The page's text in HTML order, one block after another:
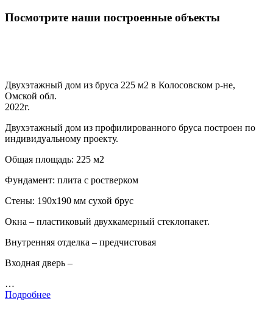
Посмотрите наши построенные объекты
Двухэтажный дом из бруса 225 м2 в Колосовском р-не,
Омской обл.
2022г.
Двухэтажный дом из профилированного бруса построен по
индивидуальному проекту.
Общая площадь: 225 м2
Фундамент: плита с ростверком
Стены: 190х190 мм сухой брус
Окна – пластиковый двухкамерный стеклопакет.
Внутренняя отделка – предчистовая
Входная дверь –
…
Подробнее